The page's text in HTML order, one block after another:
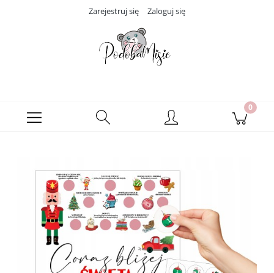
Zarejestruj się Zaloguj się